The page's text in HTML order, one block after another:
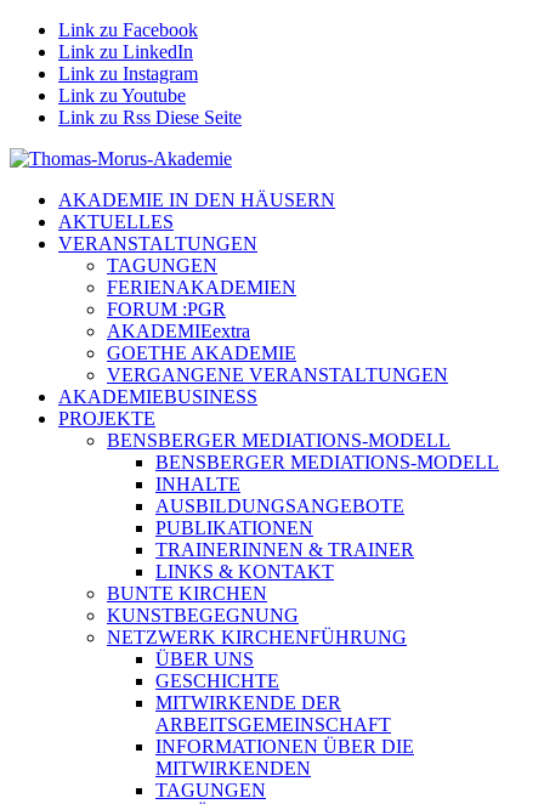
Link zu Facebook
Link zu LinkedIn
Link zu Instagram
Link zu Youtube
Link zu Rss Diese Seite
AKADEMIE IN DEN HÄUSERN
AKTUELLES
VERANSTALTUNGEN
TAGUNGEN
FERIENAKADEMIEN
FORUM :PGR
AKADEMIEextra
GOETHE AKADEMIE
VERGANGENE VERANSTALTUNGEN
AKADEMIEBUSINESS
PROJEKTE
BENSBERGER MEDIATIONS-MODELL
BENSBERGER MEDIATIONS-MODELL
INHALTE
AUSBILDUNGSANGEBOTE
PUBLIKATIONEN
TRAINERINNEN & TRAINER
LINKS & KONTAKT
BUNTE KIRCHEN
KUNSTBEGEGNUNG
NETZWERK KIRCHENFÜHRUNG
ÜBER UNS
GESCHICHTE
MITWIRKENDE DER
ARBEITSGEMEINSCHAFT
INFORMATIONEN ÜBER DIE
MITWIRKENDEN
TAGUNGEN